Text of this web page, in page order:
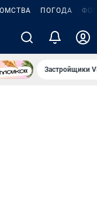
ПОГОДА
Застройщики